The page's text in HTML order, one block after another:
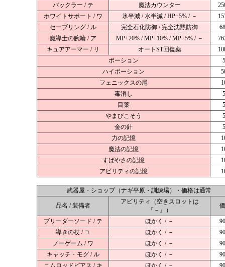
バックラー / テ 魔法カウンター
ホワイトサポート / ワ
氷半減 / 水半減 / HP+5% / －
セーブリング / ル
完全石化防御 / 完全沈黙防御
魔導士の腕輪 / ア
MP+20% / MP+10% / MP+5% / －
キュアアーマー / リ
オートST回復薬
ポーション
ハイポーション
フェニックスの尾
毒消し
目薬
やまびこそう
金の針
力の記憶
魔法の記憶
すばやさの記憶
アビリティの記憶
武器屋・ショップ（ナギ平原・訓練場）・価格は通常
品名 / 装備者
アビリティ（空きスロットは
『－』）
ブリーダーソード / テ ほかく / －
導きの杖 / ユ
ほかく / －
ノーゲーム / ワ
ほかく / －
キャッチ・モグ / ル
ほかく / －
ニムロッドピアス / キ
ほかく / －